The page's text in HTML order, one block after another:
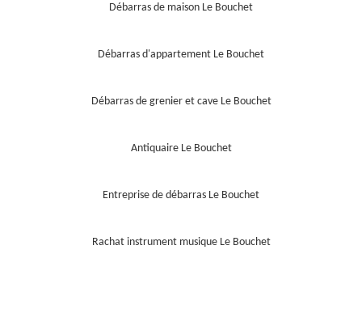
Débarras de maison Le Bouchet
Débarras d'appartement Le Bouchet
Débarras de grenier et cave Le Bouchet
Antiquaire Le Bouchet
Entreprise de débarras Le Bouchet
Rachat instrument musique Le Bouchet